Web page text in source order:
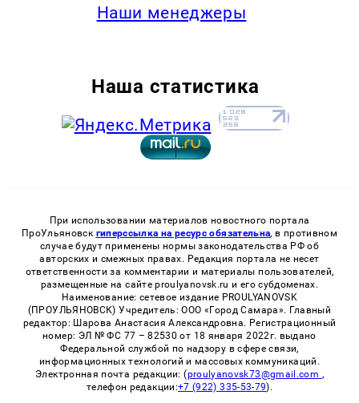
Наши менеджеры
Наша статистика
При использовании материалов новостного портала
ПроУльяновск гиперссылка на ресурс обязательна, в противном
случае будут применены нормы законодательства РФ об
авторских и смежных правах. Редакция портала не несет
ответственности за комментарии и материалы пользователей,
размещенные на сайте proulyanovsk.ru и его субдоменах.
Наименование: сетевое издание PROULYANOVSK
(ПРОУЛЬЯНОВСК) Учредитель: ООО «Город Самара». Главный
редактор: Шарова Анастасия Александровна. Регистрационный
номер: ЭЛ № ФС 77 – 82530 от 18 января 2022г. выдано
Федеральной службой по надзору в сфере связи,
информационных технологий и массовых коммуникаций.
Электронная почта редакции: (proulyanovsk73@gmail.com ,
телефон редакции:+7 (922) 335-53-79).